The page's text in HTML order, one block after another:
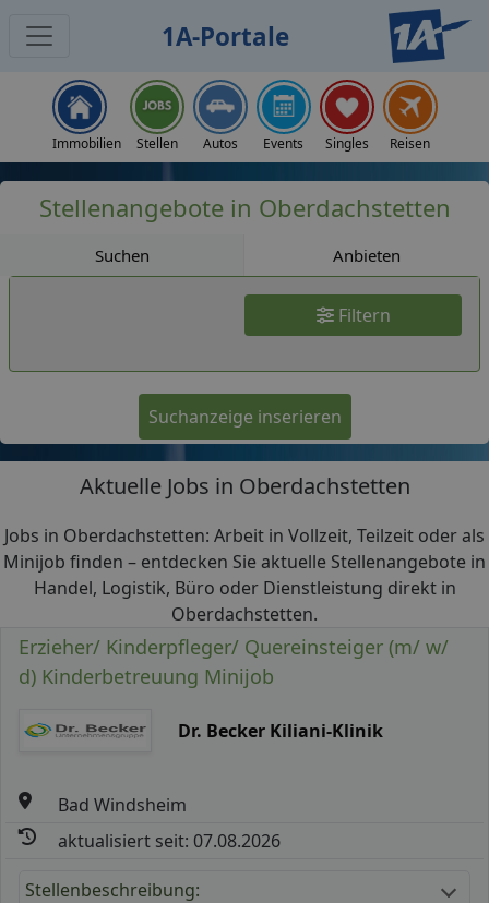
1A-Portale
Immobilien Stellen Autos Events Singles Reisen
Stellenangebote in Oberdachstetten
Suchen Anbieten
Filtern
Suchanzeige inserieren
Aktuelle Jobs in Oberdachstetten
Jobs in Oberdachstetten: Arbeit in Vollzeit, Teilzeit oder als
Minijob finden – entdecken Sie aktuelle Stellenangebote in
Handel, Logistik, Büro oder Dienstleistung direkt in
Oberdachstetten.
Erzieher/ Kinderpfleger/ Quereinsteiger (m/ w/
d) Kinderbetreuung Minijob
Dr. Becker Kiliani-Klinik
Bad Windsheim
aktualisiert seit: 07.08.2026
Stellenbeschreibung: